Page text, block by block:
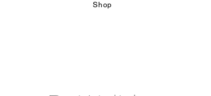
Shop